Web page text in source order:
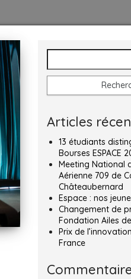
Articles
13 étudiants
Bourses ESPACE
Meeting National
Aérienne 709 de
Châteaubernard
Espace : nos
Changement de
Fondation Ailes
Prix de
France